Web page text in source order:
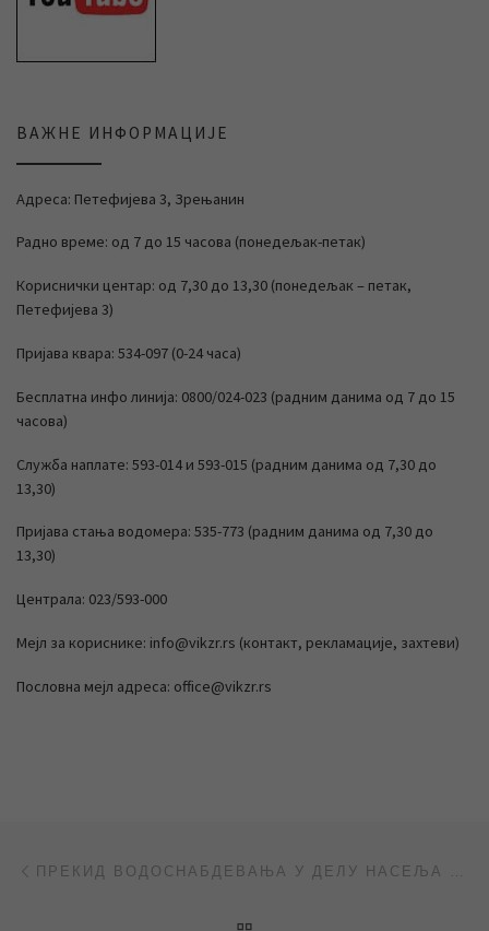
ВАЖНЕ ИНФОРМАЦИЈЕ
Адреса: Петефијева 3, Зрењанин
Радно време: од 7 до 15 часова (понедељак-петак)
Кориснички центар: од 7,30 до 13,30 (понедељак – петак,
Петефијева 3)
Пријава квара: 534-097 (0-24 часа)
Бесплатна инфо линија: 0800/024-023 (радним данима од 7 до 15
часова)
Служба наплате: 593-014 и 593-015 (радним данима од 7,30 до
13,30)
Пријава стања водомера: 535-773 (радним данима од 7,30 до
13,30)
Централа: 023/593-000
Мејл за кориснике: info@vikzr.rs (контакт, рекламације, захтеви)
Пословна мејл адреса: office@vikzr.rs
Post navigation